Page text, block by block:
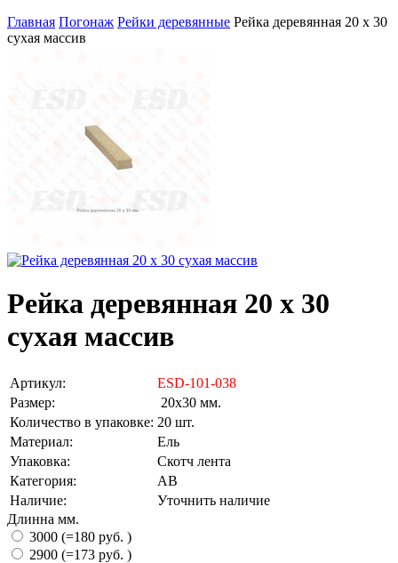
Главная Погонаж Рейки деревянные Рейка деревянная 20 х 30
сухая массив
Рейка деревянная 20 х 30
сухая массив
Артикул:
ESD-101-038
Размер:
20х30 мм.
Количество в упаковке: 20 шт.
Материал:
Ель
Упаковка:
Скотч лента
Категория:
АВ
Наличие:
Уточнить наличие
Длинна мм.
3000 (=180 руб. )
2900 (=173 руб. )